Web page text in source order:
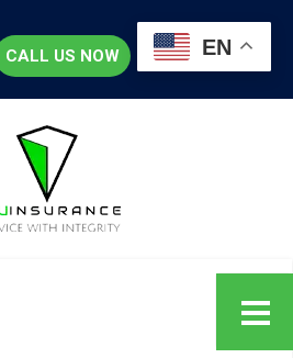
CALL US NOW EN